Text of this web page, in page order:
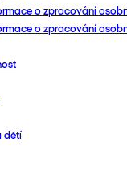
o zpracování
o zpracování
dětí